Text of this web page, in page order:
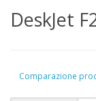
DeskJet
Comparazione